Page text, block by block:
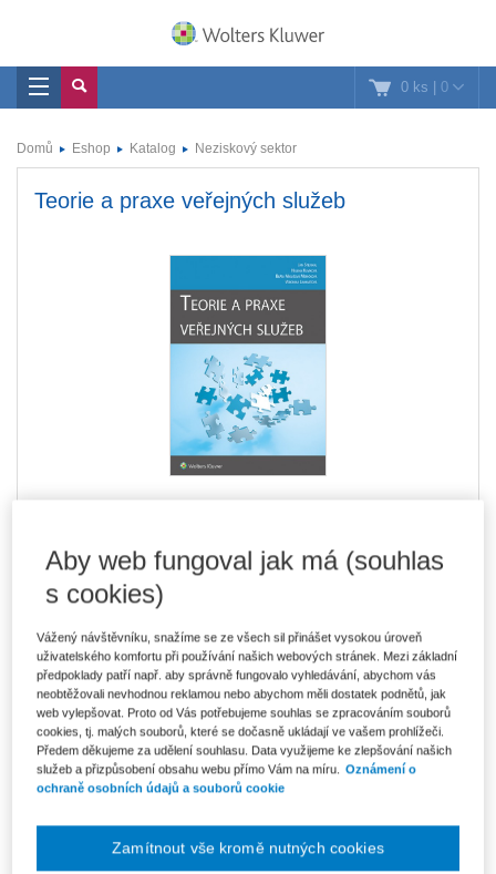
0 ks | 0
Domů Eshop Katalog Neziskový sektor
Teorie a praxe veřejných služeb
V prodeji - ihned k dispozici
Co je Smarteca?
Kde najdu soubory e-knih?
Upozorňujeme, že v období od 1.8. do 21.8. z technických
důvodů nemůžeme vystavovat daňové doklady. Budou vám
zaslány dodatečně e-mailem.
Aby web fungoval jak má (souhlas
s cookies)
Vážený návštěvníku, snažíme se ze všech sil přinášet vysokou úroveň
uživatelského komfortu při používání našich webových stránek. Mezi základní
předpoklady patří např. aby správně fungovalo vyhledávání, abychom vás
neobtěžovali nevhodnou reklamou nebo abychom měli dostatek podnětů, jak
web vylepšovat. Proto od Vás potřebujeme souhlas se zpracováním souborů
cookies, tj. malých souborů, které se dočasně ukládají ve vašem prohlížeči.
Předem děkujeme za udělení souhlasu. Data využijeme ke zlepšování našich
služeb a přizpůsobení obsahu webu přímo Vám na míru. Oznámení o
ochraně osobních údajů a souborů cookie
Zamítnout vše kromě nutných cookies